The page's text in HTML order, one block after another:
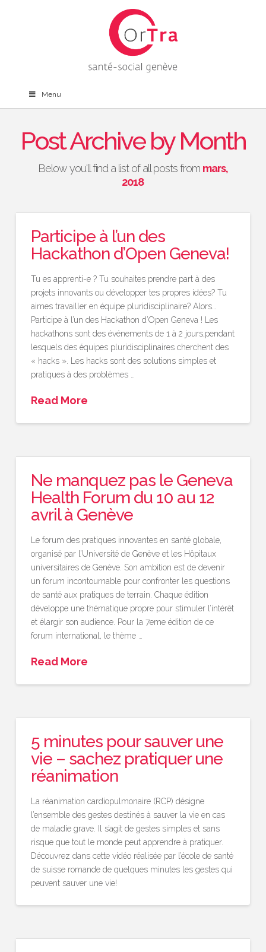
Menu
Post Archive by Month
Below you'll find a list of all posts from mars,
2018
Participe à l’un des
Hackathon d’Open Geneva!
Tu es apprenti-e ? Tu souhaites prendre part à des
projets innovants ou développer tes propres idées? Tu
aimes travailler en équipe pluridisciplinaire? Alors…
Participe à l’un des Hackathon d’Open Geneva ! Les
hackathons sont des événements de 1 à 2 jours,pendant
lesquels des équipes pluridisciplinaires cherchent des
« hacks ». Les hacks sont des solutions simples et
pratiques à des problèmes …
Read More
Ne manquez pas le Geneva
Health Forum du 10 au 12
avril à Genève
Le forum des pratiques innovantes en santé globale,
organisé par l’Université de Genève et les Hôpitaux
universitaires de Genève. Son ambition est de devenir
un forum incontournable pour confronter les questions
de santé aux pratiques de terrain. Chaque édition
développe une thématique propre pour stimuler l’intérêt
et élargir son audience. Pour la 7eme édition de ce
forum international, le thème …
Read More
5 minutes pour sauver une
vie – sachez pratiquer une
réanimation
La réanimation cardiopulmonaire (RCP) désigne
l’ensemble des gestes destinés à sauver la vie en cas
de maladie grave. Il s’agit de gestes simples et sans
risque que tout le monde peut apprendre à pratiquer.
Découvrez dans cette vidéo réalisée par l’école de santé
de suisse romande de quelques minutes les gestes qui
peuvent sauver une vie!